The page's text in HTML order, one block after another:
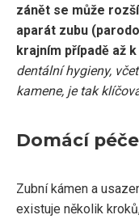
zánět se může
aparát zubu
krajním případě až
dentální hygieny,
kamene, je tak
Domácí
Zubní kámen a
existuje několik